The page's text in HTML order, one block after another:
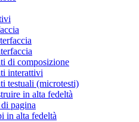
di composizione
interattivi
testuali (microtesti)
in alta fedeltà
pagina
in alta fedeltà